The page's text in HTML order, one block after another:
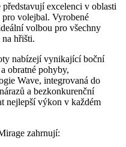
excelenci v oblasti
volejbal. Vyrobené
volbou pro všechny
hřišti.
nabízejí vynikající boční
obratné pohyby,
Wave, integrovaná do
a bezkonkurenční
nejlepší výkon v každém
zahrnují: